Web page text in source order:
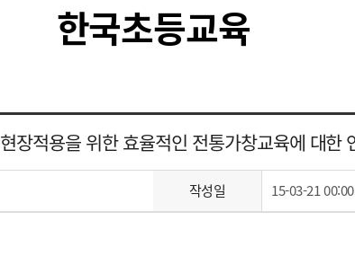
한국초등교육
장적용을 위한 효율적인 전통가창교육에 대한
작성일 15-03-21 00:00